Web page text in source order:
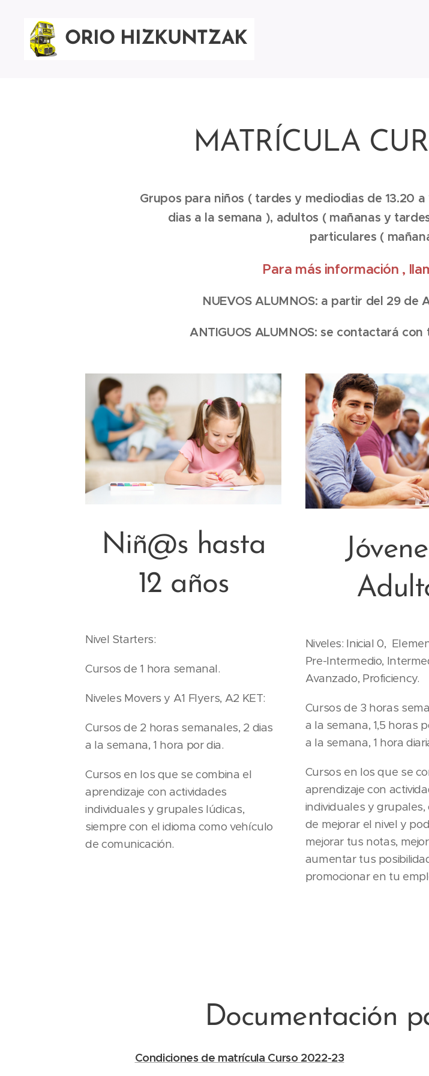
ORIO HIZKUNTZAK
MATRÍCULA
Grupos para niños ( tardes y mediodias de 13.20
dias a la semana ), adultos ( mañanas y
particulares (
Para más información ,
NUEVOS ALUMNOS: a partir del 29
ANTIGUOS ALUMNOS: se contactará
Niñ@s hasta
12 años
Nivel Starters:
Cursos de 1 hora semanal.
Niveles Movers y A1 Flyers, A2 KET:
Cursos de 2 horas semanales, 2 dias
a la semana, 1 hora por dia.
Cursos en los que se combina el
aprendizaje con actividades
individuales y grupales lúdicas,
siempre con el idioma como vehículo
de comunicación.
Niveles: Inicial 0,
Pre-Intermedio,
Avanzado, Proficiency.
Cursos de 3 horas
a la semana, 1,5 horas
a la semana, 1 hora
Cursos en los que se
aprendizaje con
individuales y grupales,
de mejorar el nivel y
mejorar tus notas,
aumentar tus
promocionar en tu
Documentación
Condiciones de matrícula Curso 2022-23